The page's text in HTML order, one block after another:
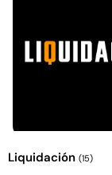
Liquidación (15)